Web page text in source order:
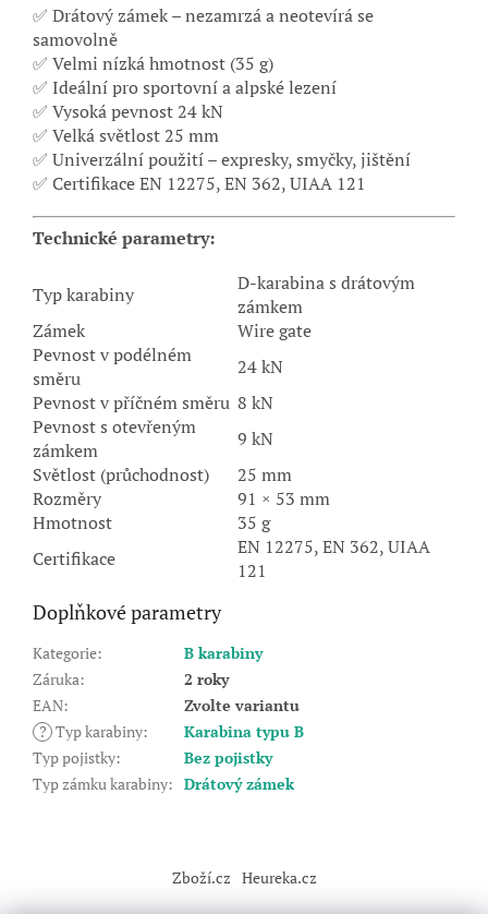
✅ Drátový zámek – nezamrzá a neotevírá se
samovolně
✅ Velmi nízká hmotnost (35 g)
✅ Ideální pro sportovní a alpské lezení
✅ Vysoká pevnost 24 kN
✅ Velká světlost 25 mm
✅ Univerzální použití – expresky, smyčky, jištění
✅ Certifikace EN 12275, EN 362, UIAA 121
Technické parametry:
Typ karabiny
D-karabina s drátovým
zámkem
Zámek
Wire gate
Pevnost v podélném
směru
24 kN
Pevnost v příčném směru 8 kN
Pevnost s otevřeným
zámkem
9 kN
Světlost (průchodnost)
25 mm
Rozměry
91 × 53 mm
Hmotnost
35 g
Certifikace
EN 12275, EN 362, UIAA
121
Doplňkové parametry
Kategorie:
B karabiny
Záruka:
2 roky
EAN:
Zvolte variantu
? Typ karabiny:
Karabina typu B
Typ pojistky:
Bez pojistky
Typ zámku karabiny: Drátový zámek
Zboží.cz Heureka.cz